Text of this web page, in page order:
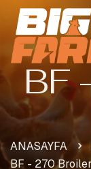
BF
ANASAYFA
BF - 270